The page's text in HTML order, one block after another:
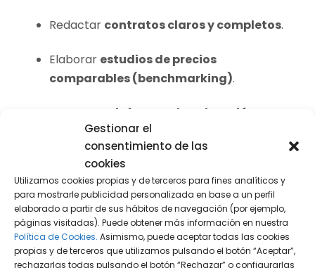
Gestionar el
consentimiento de las
cookies
Utilizamos cookies propias y de terceros para fines analíticos y
para mostrarle publicidad personalizada en base a un perfil
elaborado a partir de sus hábitos de navegación (por ejemplo,
páginas visitadas). Puede obtener más información en nuestra
Política de Cookies. Asimismo, puede aceptar todas las cookies
propias y de terceros que utilizamos pulsando el botón “Aceptar”,
rechazarlas todas pulsando el botón “Rechazar” o configurarlas
Redactar contratos claros y completos.
Elaborar estudios de precios
comparables (benchmarking).
informes de valoración
externoscuando el importe o complejidad
lo requiera.
Documentación y archivo de operaciones
vinculadas
Incluso si no estás obligado a presentar el